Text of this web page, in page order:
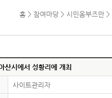
홈 > 참여마당 > 시민옴부즈만 >
산시에서 성황리에 개최
사이트관리자